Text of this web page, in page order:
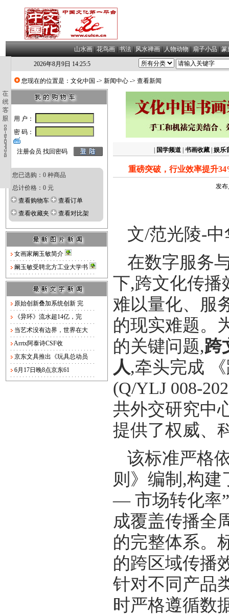
山水画|花鸟画|书法|风水禅画|人物动物|扇子小品|篆
2026年8月9日 14:25:6
您现在的位置是： 文化中国 -> 新闻中心 -> 查看新闻
用 户：
密 码：
注册会员 找回密码
您已选购：0 种商品
总计价格：0 元
查看购物车
查看订单
查看收藏夹
查看对比架
女画家阚玉敏简介
阚玉敏受聘北方工业大学书
原始创新叠加系统创新 完
《异环》流水超14亿，完
当艺术没有边界，世界在大
Arrtx阿泰诗CSF收
京东文具推出《玩具总动员
6月17日晚8点京东61
国学频道 书画收藏 娱乐
重磅突破，行业效率提升
发布
文/范光陵-
在数字服务
下,跨文化传播
难以量化、服
的现实难题。
的关键问题,跨
人,牵头完成
(Q/YLJ 008-
共外交研究中
提供了权威、
该标准严格
则》编制,构建
— 市场转化率
成覆盖传播全
的完整体系。
的跨区域传播
针对不同产品
时严格遵循数